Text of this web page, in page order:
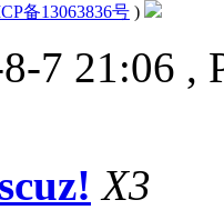
备13063836号 )
7 21:06 ,
X3